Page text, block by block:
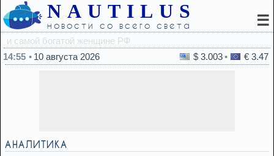
NAUTILUS
новости со всего света ☰
14:55
10 августа 2026 $ 3.003 € 3.47
АНАЛИТИКА